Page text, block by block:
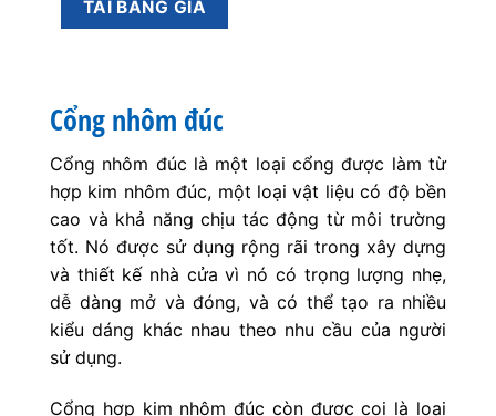
Cổng nhôm đúc
Cổng nhôm đúc là một loại cổng được làm từ
hợp kim nhôm đúc, một loại vật liệu có độ bền
cao và khả năng chịu tác động từ môi trường
tốt. Nó được sử dụng rộng rãi trong xây dựng
và thiết kế nhà cửa vì nó có trọng lượng nhẹ,
dễ dàng mở và đóng, và có thể tạo ra nhiều
kiểu dáng khác nhau theo nhu cầu của người
sử dụng.
Cổng hợp kim nhôm đúc còn được coi là loại